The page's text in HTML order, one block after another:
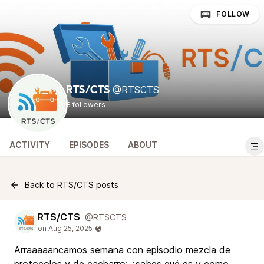
RTS/CTS @RTSCTS
8 followers
FOLLOW
ACTIVITY EPISODES ABOUT
Back to RTS/CTS posts
RTS/CTS @RTSCTS
Arraaaaancamos semana con episodio mezcla de